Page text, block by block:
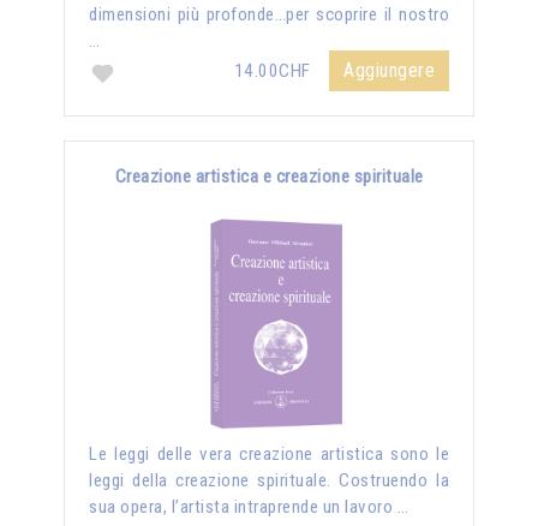
dimensioni più profonde…per scoprire il nostro
…
14.00CHF
Aggiungere
Creazione artistica e creazione spirituale
Le leggi delle vera creazione artistica sono le
leggi della creazione spirituale. Costruendo la
sua opera, l’artista intraprende un lavoro …